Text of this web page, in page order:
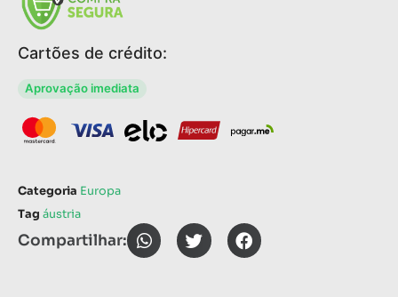
Cartões de crédito:
Aprovação imediata
Categoria Europa
Tag áustria
Compartilhar: